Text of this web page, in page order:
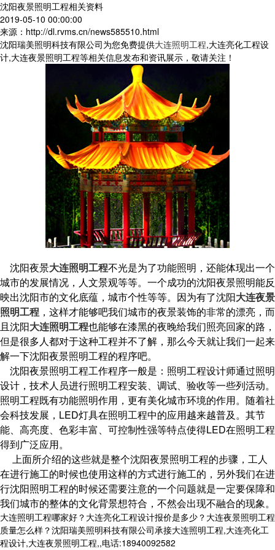
沈阳夜景照明工程相关资料
2019-05-10 00:00:00
来源：http://dl.rvms.cn/news585510.html
沈阳瑞美照明科技有限公司为您免费提供大连照明工程,大连亮化工程设
计,大连夜景照明工程等相关信息发布和资讯展示，敬请关注！
沈阳夜景大连照明工程不光是为了功能照明，还能体现出一个
城市的发展情况，人文景观等等。一个成功的沈阳夜景照明能反
映出沈阳市的文化底蕴，城市个性等等。因为有了沈阳大连夜景
照明工程 ，这样才能够吧我们城市的夜景装饰的非常的漂亮，而
且沈阳大连照明工程也能够在漆黑的夜晚给我们照亮回家的路，
但是很多人都对于这种工程并不了解，那么今天就让我们一起来
解一下沈阳夜景照明工程的程序吧。
沈阳夜景照明工程工作程序一般是：照明工程设计师通过照明
设计，技术人员进行照明工程安装、调试、验收等一些列活动。
照明工程既有功能照明作用，更有美化城市环境的作用。随着社
会科技发展，LED灯具在照明工程中的应用越来越普及。其节
能、高亮度、色彩丰富、可控制性强等特点使得LED在照明工程
得到广泛应用。
上面所介绍的这些就是整个沈阳夜景照明工程的步骤，工人
在进行施工的时候也使用这样的方式进行施工的，另外我们在进
行沈阳照明工程的时候还需要注意的一个问题就是一定要保障和
我们城市的整体的文化背景想符合，不然会出现不融合的现象。
大连照明工程哪家好？大连亮化工程设计报价是多少？大连夜景照明工程
质量怎么样？沈阳瑞美照明科技有限公司承接大连照明工程,大连亮化工
程设计,大连夜景照明工程,,电话:18940092582